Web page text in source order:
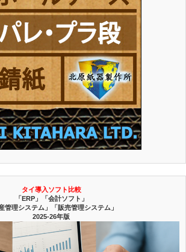
タイ導入ソフト比較
「ERP」「会計ソフト」
管理システム」「販売管理システム」
2025-26年版